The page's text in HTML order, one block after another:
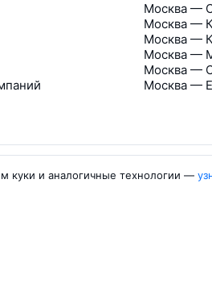
Москва —
Москва —
Москва —
Москва —
Москва —
Москва —
куки и аналогичные технологии —